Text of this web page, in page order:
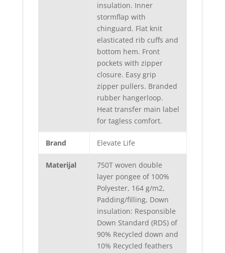
insulation. Inner
stormflap with
chinguard. Flat knit
elasticated rib cuffs and
bottom hem. Front
pockets with zipper
closure. Easy grip
zipper pullers. Branded
rubber hangerloop.
Heat transfer main label
for tagless comfort.
Brand Elevate Life
Materijal
750T woven double
layer pongee of 100%
Polyester, 164 g/m2,
Padding/filling, Down
insulation: Responsible
Down Standard (RDS) of
90% Recycled down and
10% Recycled feathers